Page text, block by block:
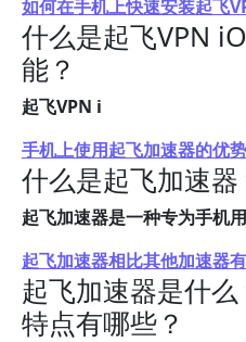
如何在手机上快速安装起飞
什么是起飞VPN
能？
起飞VPN i
手机上使用起飞加速器的优
什么是起飞加速器
起飞加速器是一种专为手机
起飞加速器相比其他加速器
起飞加速器是什
特点有哪些？